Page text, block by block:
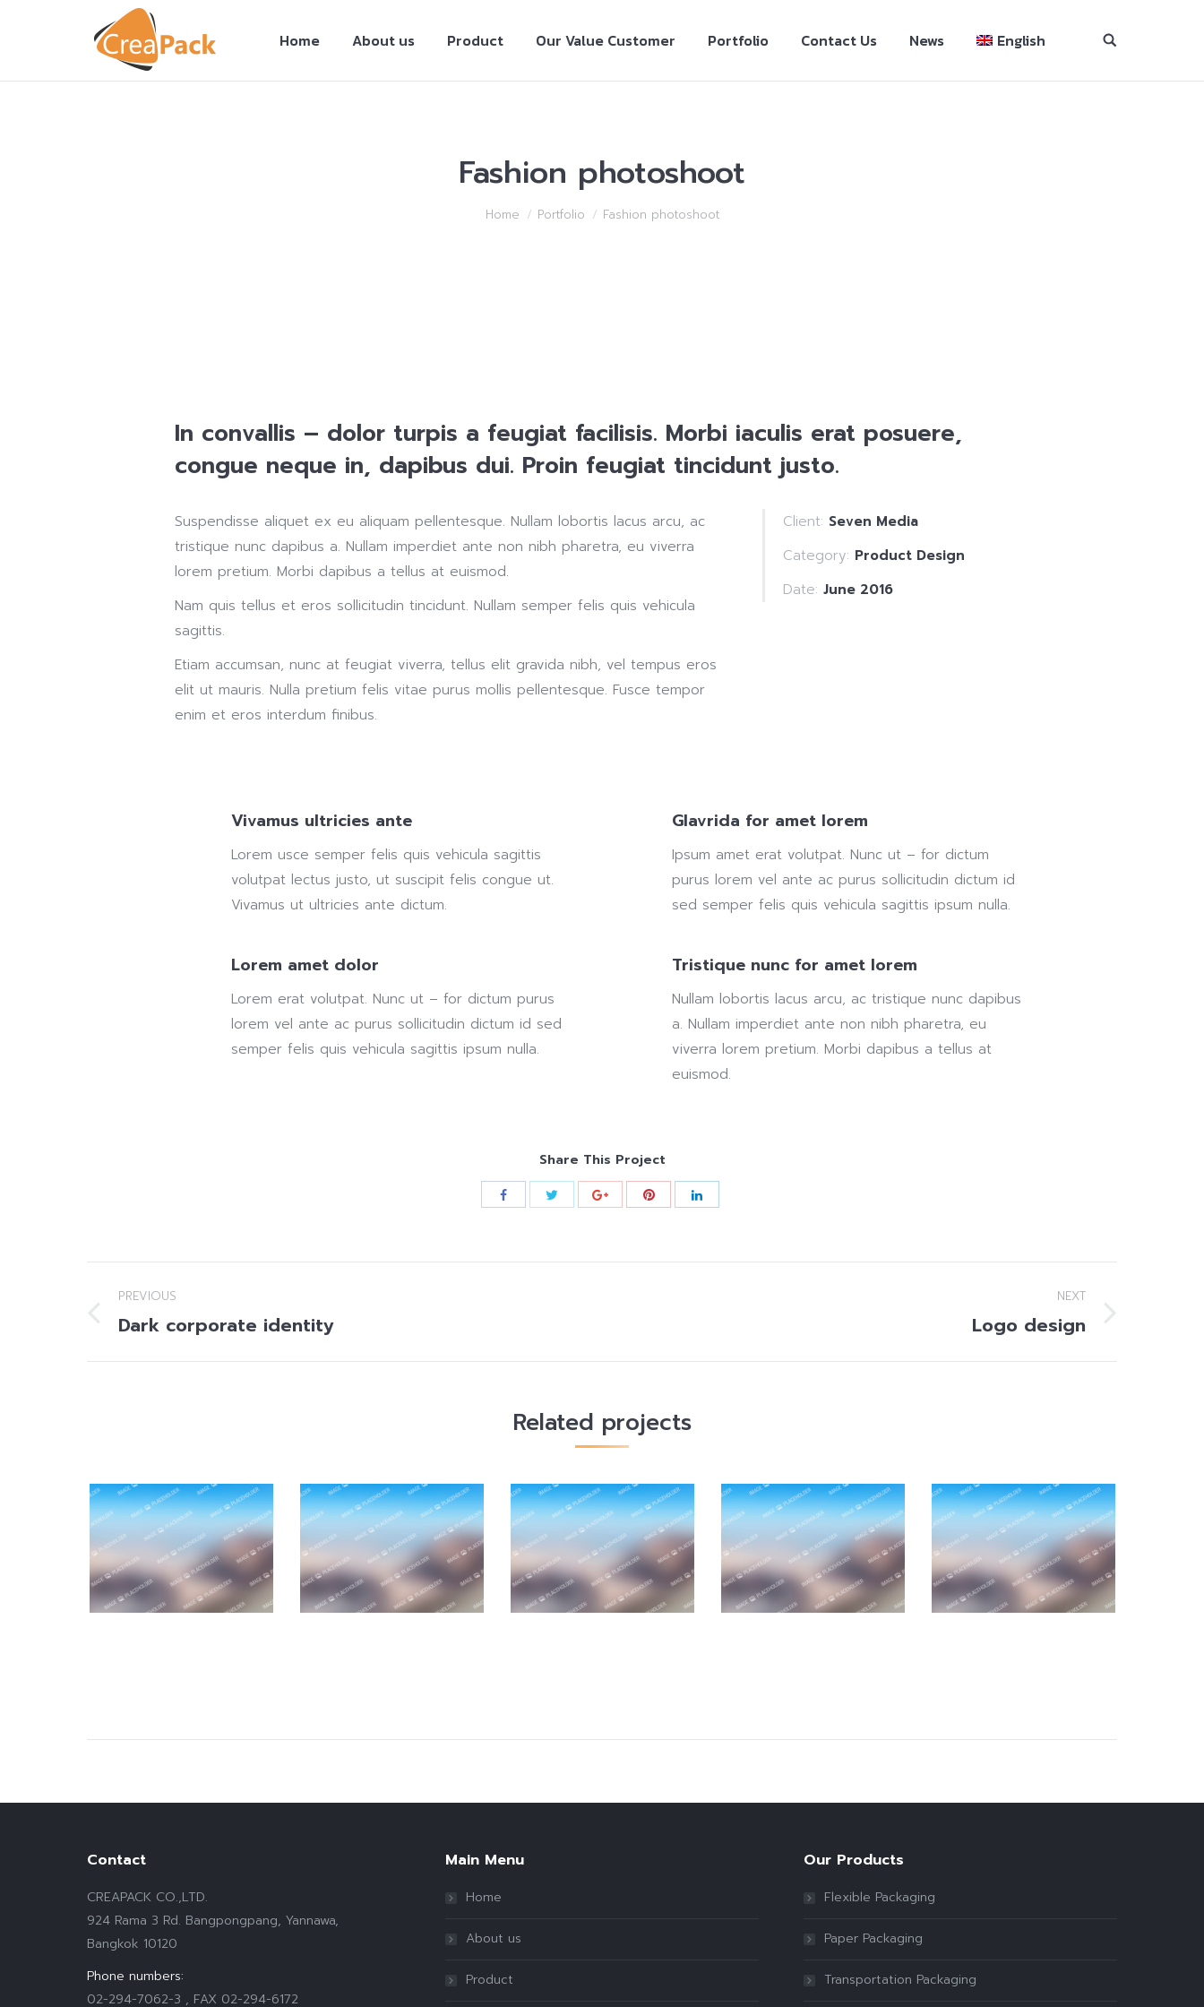
Home About us Product Our Value Customer Portfolio Contact Us News English
Fashion photoshoot
Home Portfolio Fashion photoshoot
In convallis – dolor turpis a feugiat facilisis. Morbi iaculis erat posuere,
congue neque in, dapibus dui. Proin feugiat tincidunt justo.
Suspendisse aliquet ex eu aliquam pellentesque. Nullam lobortis lacus arcu, ac
tristique nunc dapibus a. Nullam imperdiet ante non nibh pharetra, eu viverra
lorem pretium. Morbi dapibus a tellus at euismod.
Nam quis tellus et eros sollicitudin tincidunt. Nullam semper felis quis vehicula
sagittis.
Etiam accumsan, nunc at feugiat viverra, tellus elit gravida nibh, vel tempus eros
elit ut mauris. Nulla pretium felis vitae purus mollis pellentesque. Fusce tempor
enim et eros interdum finibus.
Client: Seven Media
Category: Product Design
Date: June 2016
Vivamus ultricies ante
Lorem usce semper felis quis vehicula sagittis
volutpat lectus justo, ut suscipit felis congue ut.
Vivamus ut ultricies ante dictum.
Glavrida for amet lorem
Ipsum amet erat volutpat. Nunc ut – for dictum
purus lorem vel ante ac purus sollicitudin dictum id
sed semper felis quis vehicula sagittis ipsum nulla.
Lorem amet dolor
Lorem erat volutpat. Nunc ut – for dictum purus
lorem vel ante ac purus sollicitudin dictum id sed
semper felis quis vehicula sagittis ipsum nulla.
Tristique nunc for amet lorem
Nullam lobortis lacus arcu, ac tristique nunc dapibus
a. Nullam imperdiet ante non nibh pharetra, eu
viverra lorem pretium. Morbi dapibus a tellus at
euismod.
Share This Project
Project
navigation
PREVIOUS
Previous
Dark corporate identity
NEXT
Logo design
Related projects
Contact
CREAPACK CO.,LTD.
924 Rama 3 Rd. Bangpongpang, Yannawa,
Bangkok 10120
Phone numbers:
02-294-7062-3 , FAX 02-294-6172
Main Menu
Home
About us
Product
Our Products
Flexible Packaging
Paper Packaging
Transportation Packaging